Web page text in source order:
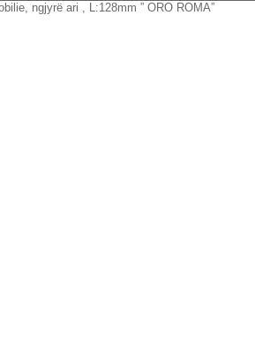
ngjyrë ari , L:128mm ” ORO ROMA”